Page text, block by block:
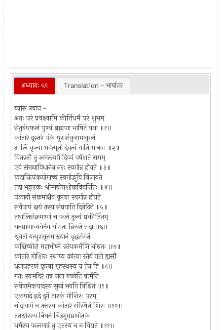
अध्यायः ५९ Translation - भाषांतर
व्यास उवाच -
अतः परं प्रवक्ष्यामि कीर्त्तिधर्मं परं शुभम्
सेतुबंधफलं पुण्यं ब्रह्मणा भाषितं यथा ॥१॥
कांतारे दुस्तरे पंके पुरुशंकुसमाकुलं
आलिं कृत्वा भवेत्पूतो देवत्वं याति मानवः ॥२॥
वितस्तौ तु लभेत्स्वर्गं दिव्यं वर्षशतं समम्
एवं संख्याविधानेन नरः स्वर्गान्न हीयते ॥३॥
कदाचित्पंकयोगाच्च स्वर्गाद्भुवि विजायते
तदा भट्टारकः श्रीमान्रोगशोकविवर्जितः ॥४॥
पंकादौ संक्रमांश्चैव कृत्वा स्वर्गान्न हीयते
सर्वपापं क्षयं तस्य संप्रयाति दिनेदिने ॥५॥
तथालिसंक्रमाणां च फलं तुल्यं प्रकीर्तितम्
धनप्राणाव्ययेनैव धीमता क्रियते सदा ॥६॥
श्रूयतां यत्पुरावृत्तमाख्यानं वृद्धसंमतं
कश्चिच्चोरो महाभीष्मे स्तेयकर्मणि चोद्यतः ॥७॥
कांतारे गोशिरः स्थाप्य क्रांत्वा स्तेयं गतो ह्यसौ
धनापहरणं कृत्वा गृहस्थस्य च तेन हि ॥८॥
गतः स्वमंदिरं तत्र जना गच्छंति वर्त्मनि
सर्वेषामेकपादस्य सुखं भवति निश्चितं ॥९॥
एकपादे ह्रदे दुर्गे तारकं गोशिरः परम्
चांद्रायणं च तत्तस्य कांतारे संस्थितं शिरः ॥१०॥
ततश्चोरस्य निधने चित्रगुप्तप्रणीतके
धर्मस्य फलमात्रं तु एतस्य च न विद्यते ॥११॥